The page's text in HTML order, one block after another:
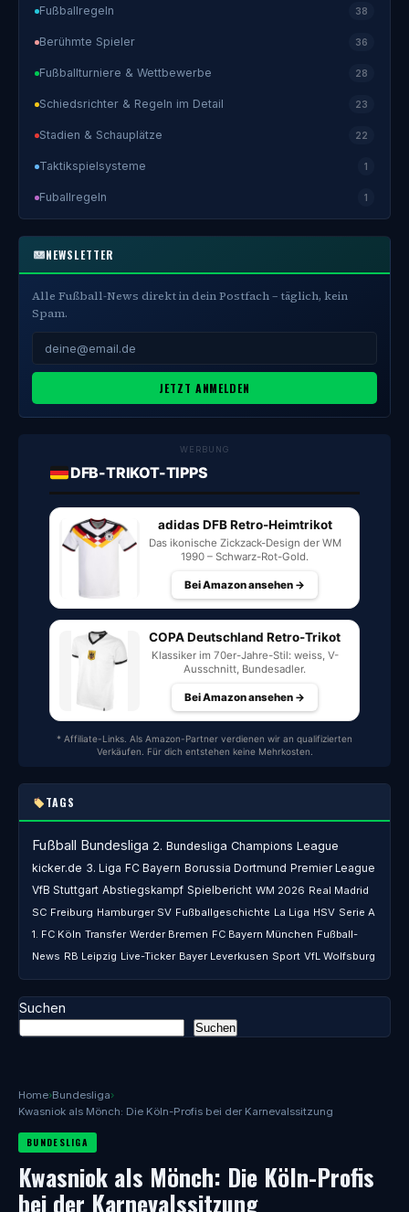
Home›Bundesliga›
Kwasniok als Mönch: Die Köln-Profis bei der Karnevalssitzung
BUNDESLIGA
Kwasniok als Mönch: Die Köln-Profis
bei der Karnevalssitzung
Fußballregeln 38
Berühmte Spieler 36
Fußballturniere & Wettbewerbe 28
Schiedsrichter & Regeln im Detail 23
Stadien & Schauplätze 22
Taktikspielsysteme 1
Fuballregeln 1
NEWSLETTER
Alle Fußball-News direkt in dein Postfach – täglich, kein
Spam.
JETZT ANMELDEN
WERBUNG
DFB-TRIKOT-TIPPS
adidas DFB Retro-Heimtrikot
Das ikonische Zickzack-Design der WM
1990 – Schwarz-Rot-Gold.
Bei Amazon ansehen →
COPA Deutschland Retro-Trikot
Klassiker im 70er-Jahre-Stil: weiss, V-
Ausschnitt, Bundesadler.
Bei Amazon ansehen →
* Affiliate-Links. Als Amazon-Partner verdienen wir an qualifizierten
Verkäufen. Für dich entstehen keine Mehrkosten.
TAGS
Fußball Bundesliga 2. Bundesliga Champions League
kicker.de 3. Liga FC Bayern Borussia Dortmund Premier League
VfB Stuttgart Abstiegskampf Spielbericht WM 2026 Real Madrid
SC Freiburg Hamburger SV Fußballgeschichte La Liga HSV Serie A
1. FC Köln Transfer Werder Bremen FC Bayern München Fußball-
News RB Leipzig Live-Ticker Bayer Leverkusen Sport VfL Wolfsburg
Suchen
Suchen